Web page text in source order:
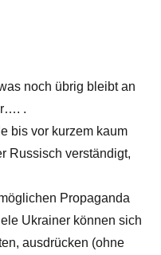
noch übrig bleibt an
.
bis vor kurzem kaum
Russisch verständigt,
Propaganda
Ukrainer können sich
ausdrücken (ohne